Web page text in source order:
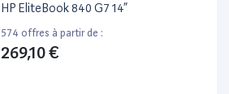
HP EliteBook 840 G7 14”
574 offres à partir de :
269,10 €